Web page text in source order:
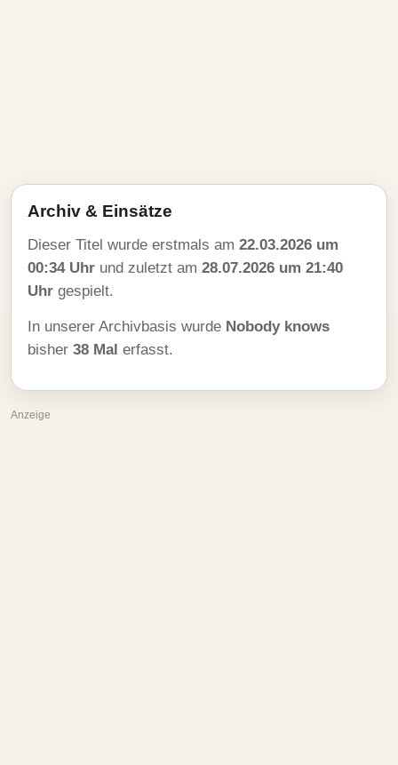
Archiv & Einsätze
Dieser Titel wurde erstmals am 22.03.2026 um
00:34 Uhr und zuletzt am 28.07.2026 um 21:40
Uhr gespielt.
In unserer Archivbasis wurde Nobody knows
bisher 38 Mal erfasst.
Anzeige